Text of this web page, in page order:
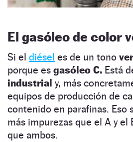
El gasóleo de color
Si el diésel es de un tono
porque es gasóleo C. Está
industrial y, más
equipos de producción de
contenido en parafinas. Eso
más impurezas que el A y el
que ambos.